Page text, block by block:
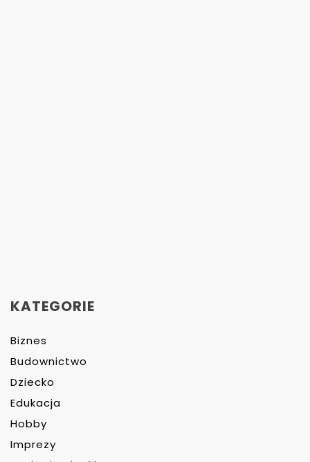
KATEGORIE
Biznes
Budownictwo
Dziecko
Edukacja
Hobby
Imprezy